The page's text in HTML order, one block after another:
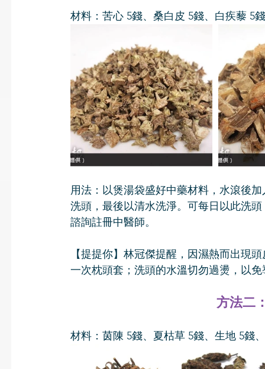
材料：苦心 5錢、桑白皮 5錢、白疾藜 5
用法：以煲湯袋盛好中藥材料，水滾後
洗頭，最後以清水洗淨。可每日以此洗
諮詢註冊中醫師。
【提提你】林冠傑提醒，因濕熱而出現
一次枕頭套；洗頭的水溫切勿過燙，以
方法二
材料：茵陳 5錢、夏枯草 5錢、生地 5錢